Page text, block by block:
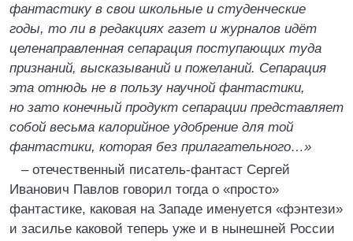
фантастику в свои школьные и студенческие
годы, то ли в редакциях газет и журналов идёт
целенаправленная сепарация поступающих туда
признаний, высказываний и пожеланий. Сепарация
эта отнюдь не в пользу научной фантастики,
но зато конечный продукт сепарации представляет
собой весьма калорийное удобрение для той
фантастики, которая без прилагательного…»
– отечественный писатель-фантаст Сергей
Иванович Павлов говорил тогда о «просто»
фантастике, каковая на Западе именуется «фэнтези»
и засилье каковой теперь уже и в нынешней России